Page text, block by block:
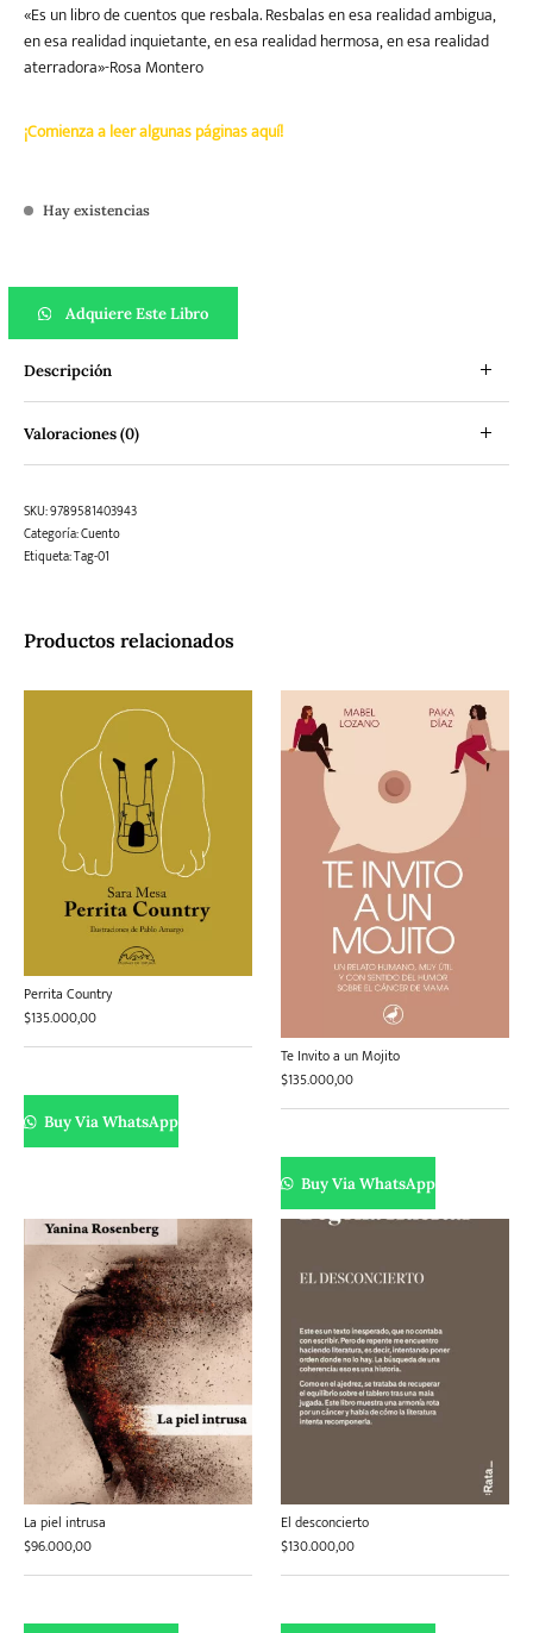
«Es un libro de cuentos que resbala. Resbalas en esa realidad ambigua,
en esa realidad inquietante, en esa realidad hermosa, en esa realidad
aterradora»-Rosa Montero
¡Comienza a leer algunas páginas aquí!
Hay existencias
Adquiere Este Libro
Descripción
Valoraciones (0)
SKU:9789581403943
Categoría:Cuento
Etiqueta:Tag-01
Productos relacionados
Perrita Country
$135.000,00
Buy Via WhatsApp
Te Invito a un Mojito
$135.000,00
Buy Via WhatsApp
La piel intrusa
$96.000,00
El desconcierto
$130.000,00